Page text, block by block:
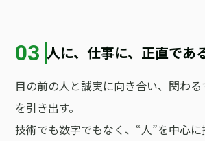
03 人に、仕事に、正直であ
目の前の人と誠実に向き合い、関わ
を引き出す。
技術でも数字でもなく、“人”を中心